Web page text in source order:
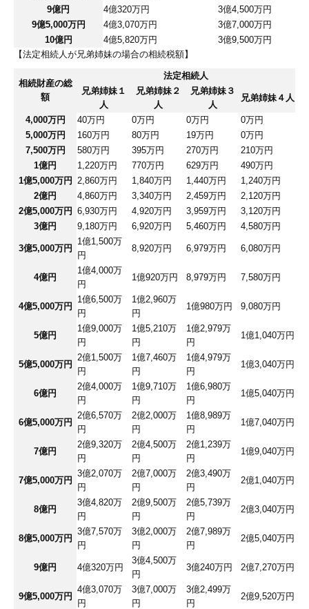
9億円
4億320万円
3億4,500万円
9億5,000万円
4億3,070万円
3億7,000万円
10億円
4億5,820万円
3億9,500万円
【法定相続人が兄弟姉妹の場合の相続税額】
相続財産の総
額
法定相続人
兄弟姉妹１
人
兄弟姉妹２
人
兄弟姉妹３
人
兄弟姉妹４人
4,000万円 40万円 0万円 0万円
0万円
5,000万円
160万円 80万円 19万円
0万円
7,500万円
580万円 395万円 270万円
210万円
1億円
1,220万円 770万円 629万円
490万円
1億5,000万円 2,860万円 1,840万円 1,440万円
1,240万円
2億円
4,860万円 3,340万円 2,459万円
2,120万円
2億5,000万円 6,930万円 4,920万円 3,959万円
3,120万円
3億円
9,180万円 6,920万円 5,460万円 4,580万円
3億5,000万円
1億1,500万
円
8,920万円 6,979万円 6,080万円
4億円
1億4,000万
円
1億920万円 8,979万円 7,580万円
4億5,000万円
1億6,500万
円
1億2,960万
円
1億980万円 9,080万円
5億円
1億9,000万
円
1億5,210万
円
1億2,979万
円
1億1,040万円
5億5,000万円
2億1,500万
円
1億7,460万
円
1億4,979万
円
1億3,040万円
6億円
2億4,000万
円
1億9,710万
円
1億6,980万
円
1億5,040万円
6億5,000万円
2億6,570万
円
2億2,000万
円
1億8,989万
円
1億7,040万円
7億円
2億9,320万
円
2億4,500万
円
2億1,239万
円
1億9,040万円
7億5,000万円
3億2,070万
円
2億7,000万
円
2億3,490万
円
2億1,040万円
8億円
3億4,820万
円
2億9,500万
円
2億5,739万
円
2億3,040万円
8億5,000万円
3億7,570万
円
3億2,000万
円
2億7,989万
円
2億5,040万円
9億円 4億320万円
3億4,500万
円
3億240万円 2億7,270万円
9億5,000万円
4億3,070万
円
3億7,000万
円
3億2,499万
円
2億9,520万円